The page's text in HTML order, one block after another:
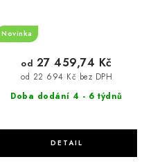
Novinka
Doba dodání 4 - 6 týdnů
od 22 694 Kč bez DPH
od 27 459,74 Kč